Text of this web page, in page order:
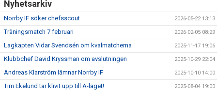
BILDER 2025
Nyhetsarkiv
Norrby IF söker chefsscout 2026-05-22 13:13
Träningsmatch 7 februari 2026-02-05 08:29
Lagkapten Vidar Svendsén om kvalmatcherna 2025-11-17 19:06
Klubbchef David Kryssman om avslutningen 2025-10-29 22:04
Andreas Klarström lämnar Norrby IF 2025-10-10 14:00
Tim Ekelund tar klivit upp till A-laget! 2025-08-04 19:00